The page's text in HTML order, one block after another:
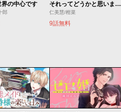
界の中心です
郎
それってどうかと思います！～転職女子、ブラック企業でサバイブする。～
仁美慧/柑菜
9話無料